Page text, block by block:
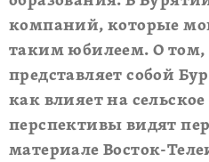
компаний, которые
таким юбилеем. О том,
представляет собой
как влияет на
перспективы видят
материале Восток-